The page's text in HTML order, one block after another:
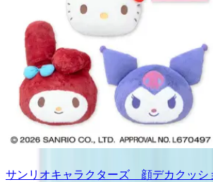
サンリオキャラクターズ 顔デカクッシ